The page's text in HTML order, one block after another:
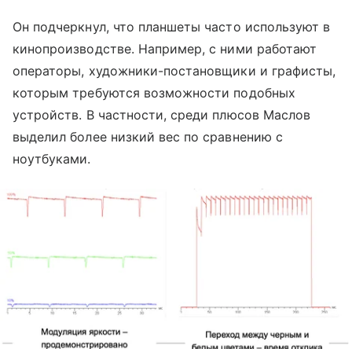
Он подчеркнул, что планшеты часто используют в
кинопроизводстве. Например, с ними работают
операторы, художники-постановщики и графисты,
которым требуются возможности подобных
устройств. В частности, среди плюсов Маслов
выделил более низкий вес по сравнению с
ноутбуками.